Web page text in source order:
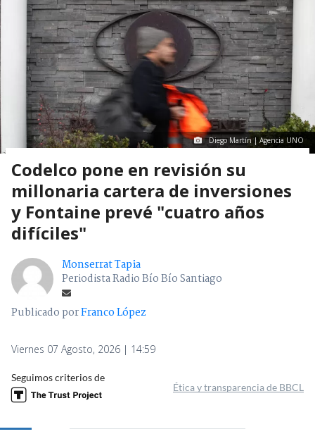
Diego Martín | Agencia UNO
Codelco pone en revisión su
millonaria cartera de inversiones
y Fontaine prevé "cuatro años
difíciles"
Monserrat Tapia
Periodista Radio Bío Bío Santiago
Publicado porFranco López
Viernes 07 Agosto, 2026 | 14:59
Seguimos criterios de
Ética y transparencia de BBCL